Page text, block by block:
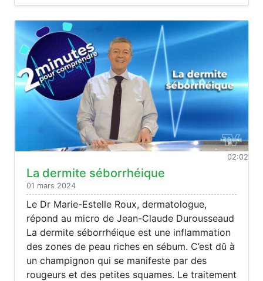
02:02
La dermite séborrhéique
01 mars 2024
Le Dr Marie-Estelle Roux, dermatologue,
répond au micro de Jean-Claude Durousseaud
La dermite séborrhéique est une inflammation
des zones de peau riches en sébum. C’est dû à
un champignon qui se manifeste par des
rougeurs et des petites squames. Le traitement